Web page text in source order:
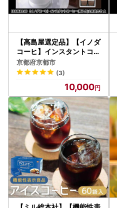
【高島屋選定品】【イノダ
コーヒ】インスタントコー
ヒー（瓶入り）2本詰合せ
A
京都府京都市
(3)
10,000